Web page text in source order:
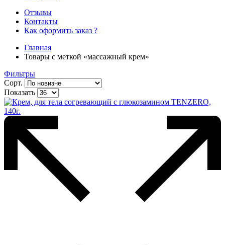
Отзывы
Контакты
Как оформить заказ ?
Главная
Товары с меткой «массажный крем»
Фильтры
Сорт.
Показать